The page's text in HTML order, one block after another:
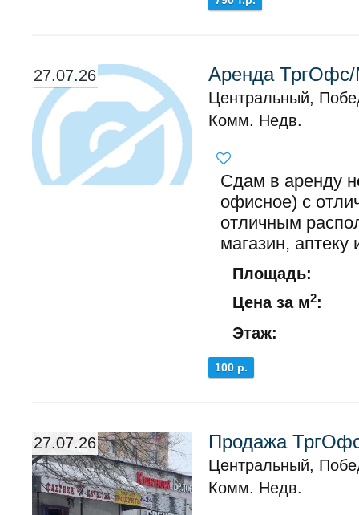
27.07.26 Аренда ТргОфс/
Центральный,
Комм. Недв.
Сдам в аренду
офисное) с
отличным
магазин,
Площадь:
Цена за м2:
Этаж:
100 р.
27.07.26 Продажа
Центральный,
Комм. Недв.